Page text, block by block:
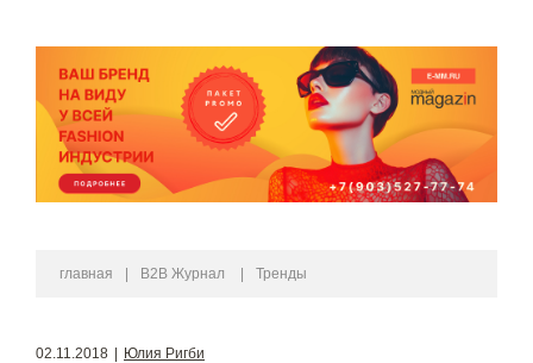
главная B2B Журнал Тренды
02.11.2018 Юлия Ригби